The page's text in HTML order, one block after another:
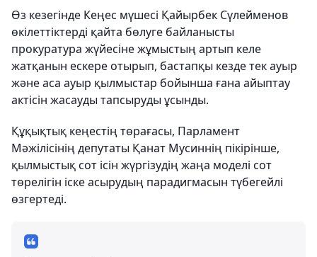
Өз кезегінде Кеңес мүшесі Қайырбек Сүлейменов
өкілеттіктерді қайта бөлуге байланысты
прокуратура жүйесіне жұмыстың артып келе
жатқанын ескере отырып, бастапқы кезде тек ауыр
және аса ауыр қылмыстар бойынша ғана айыптау
актісін жасауды тапсыруды ұсынды.
Құқықтық кеңестің төрағасы, Парламент
Мәжілісінің депутаты Қанат Мусиннің пікірінше,
қылмыстық сот ісін жүргізудің жаңа моделі сот
төрелігін іске асырудың парадигмасын түбегейлі
өзгертеді.